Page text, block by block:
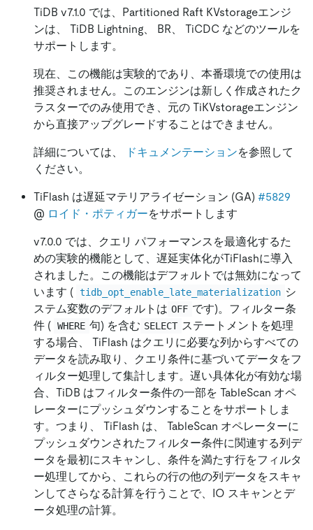
TiDB v7.1.0 では、Partitioned Raft KVstorageエンジ
ンは、 TiDB Lightning、 BR、 TiCDC などのツールを
サポートします。
現在、この機能は実験的であり、本番環境での使用は
推奨されません。このエンジンは新しく作成されたク
ラスターでのみ使用でき、元の TiKVstorageエンジン
から直接アップグレードすることはできません。
詳細については、 ドキュメンテーションを参照して
ください。
TiFlash は遅延マテリアライゼーション (GA) #5829
@ ロイド・ポティガーをサポートします
v7.0.0 では、クエリ パフォーマンスを最適化するた
めの実験的機能として、遅延実体化がTiFlashに導入
されました。この機能はデフォルトでは無効になって
います ( tidb_opt_enable_late_materialization シ
ステム変数のデフォルトは OFF です)。フィルター条
件 ( WHERE 句) を含む SELECT ステートメントを処理
する場合、 TiFlash はクエリに必要な列からすべての
データを読み取り、クエリ条件に基づいてデータをフ
ィルター処理して集計します。遅い具体化が有効な場
合、TiDB はフィルター条件の一部を TableScan オペ
レーターにプッシュダウンすることをサポートしま
す。つまり、 TiFlash は、 TableScan オペレーターに
プッシュダウンされたフィルター条件に関連する列デ
ータを最初にスキャンし、条件を満たす行をフィルタ
ー処理してから、これらの行の他の列データをスキャ
ンしてさらなる計算を行うことで、IO スキャンとデ
ータ処理の計算。